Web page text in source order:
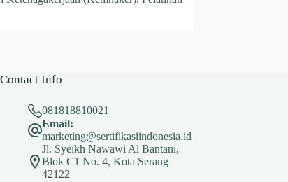
Contact Info
081818810021
Email:
marketing@sertifikasiindonesia.id
Jl. Syeikh Nawawi Al Bantani,
Blok C1 No. 4, Kota Serang
42122